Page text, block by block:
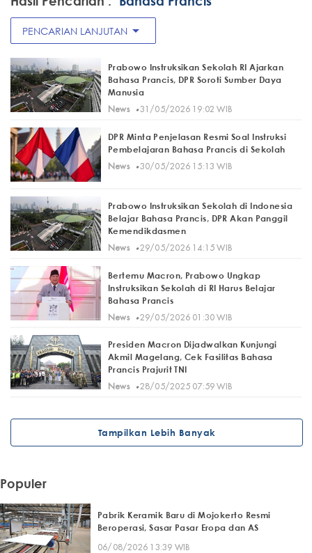
PENCARIAN LANJUTAN arrow_drop_down
Prabowo Instruksikan Sekolah RI Ajarkan
Bahasa Prancis, DPR Soroti Sumber Daya
Manusia
News· 31/05/2026 19:02 WIB
DPR Minta Penjelasan Resmi Soal Instruksi
Pembelajaran Bahasa Prancis di Sekolah
News· 30/05/2026 15:13 WIB
Prabowo Instruksikan Sekolah di Indonesia
Belajar Bahasa Prancis, DPR Akan Panggil
Kemendikdasmen
News· 29/05/2026 14:15 WIB
Bertemu Macron, Prabowo Ungkap
Instruksikan Sekolah di RI Harus Belajar
Bahasa Prancis
News· 29/05/2026 01:30 WIB
Presiden Macron Dijadwalkan Kunjungi
Akmil Magelang, Cek Fasilitas Bahasa
Prancis Prajurit TNI
News· 28/05/2025 07:59 WIB
Tampilkan Lebih Banyak
Populer
Pabrik Keramik Baru di Mojokerto Resmi
Beroperasi, Sasar Pasar Eropa dan AS
06/08/2026 13:39 WIB